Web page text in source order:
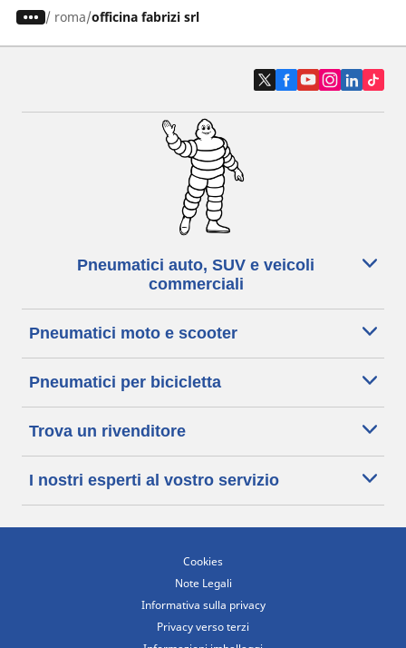
/ roma officina fabrizi srl
Pneumatici auto, SUV e veicoli
commerciali
Pneumatici moto e scooter
Pneumatici per bicicletta
Trova un rivenditore
I nostri esperti al vostro servizio
Cookies
Note Legali
Informativa sulla privacy
Privacy verso terzi